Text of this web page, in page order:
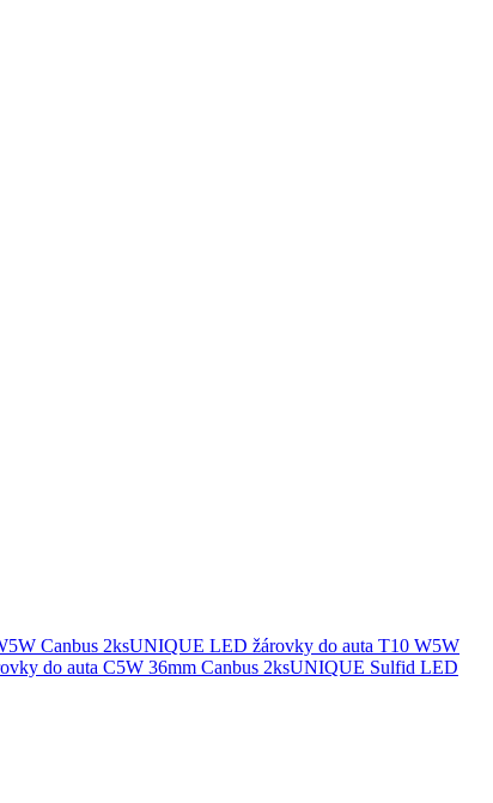
UNIQUE LED žárovky do auta T10 W5W
UNIQUE Sulfid LED